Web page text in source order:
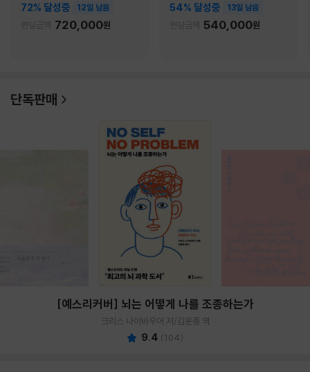
72% 달성중 12일 남음
펀딩금액 720,000원
54% 달성중 13일 남음
펀딩금액 540,000원
단독판매
[예스리커버] 뇌는 어떻게 나를 조종하는가
크리스 나이바우어 저/김윤종 역
9.4 (104)